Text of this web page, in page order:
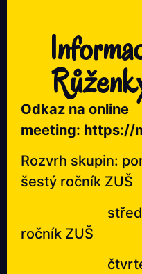
Odkaz na online
meeting: https://
Rozvrh skupin:
šestý ročník ZUŠ
středa
ročník ZUŠ
čtvrtek